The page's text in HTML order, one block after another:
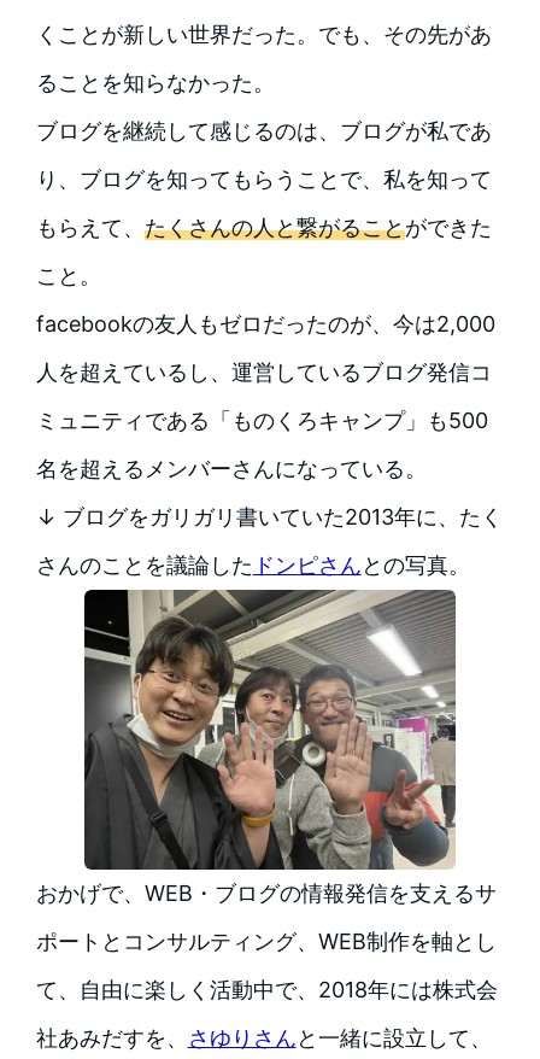
くことが新しい世界だった。でも、その先があ
ることを知らなかった。
ブログを継続して感じるのは、ブログが私であ
り、ブログを知ってもらうことで、私を知って
もらえて、 たくさんの人と繋がることができた
こと。
facebookの友人もゼロだったのが、今は2,000
人を超えているし、運営しているブログ発信コ
ミュニティである「ものくろキャンプ」も500
名を超えるメンバーさんになっている。
↓ ブログをガリガリ書いていた2013年に、たく
さんのことを議論した ドンピさんとの写真。
おかげで、WEB・ブログの情報発信を支えるサ
ポートとコンサルティング、WEB制作を軸とし
て、自由に楽しく活動中で、2018年には株式会
社あみだすを、
さゆりさんと一緒に設立して、